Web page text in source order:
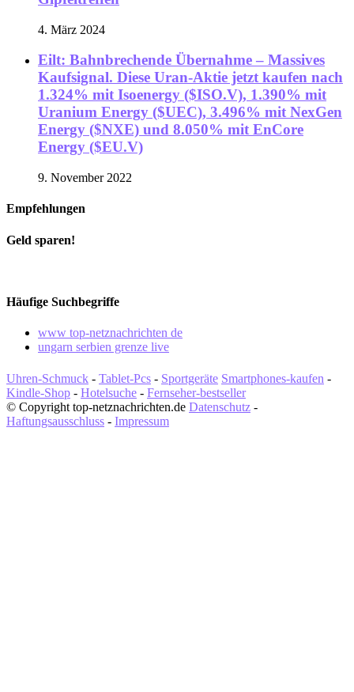
4. März 2024
Eilt: Bahnbrechende Übernahme – Massives
Kaufsignal. Diese Uran-Aktie jetzt kaufen nach
1.324% mit Isoenergy ($ISO.V), 1.390% mit
Uranium Energy ($UEC), 3.496% mit NexGen
Energy ($NXE) und 8.050% mit EnCore
Energy ($EU.V)
9. November 2022
Empfehlungen
Geld sparen!
Häufige Suchbegriffe
www top-netznachrichten de
ungarn serbien grenze live
Uhren-Schmuck - Tablet-Pcs - Sportgeräte Smartphones-kaufen -
Kindle-Shop - Hotelsuche - Fernseher-bestseller
© Copyright top-netznachrichten.de Datenschutz -
Haftungsausschluss - Impressum